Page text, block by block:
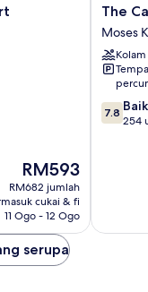
Harga
ialah
RM593
RM593
RM682 jumlah
cukai & fi
11 Ogo - 12 Ogo
The
Hotel
at
Sun
City
Resort
Moses
The
Moses
7.8
7.8 Baik
254
serupa